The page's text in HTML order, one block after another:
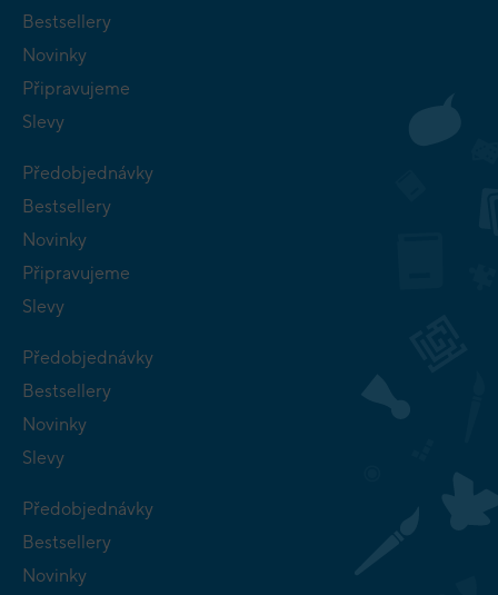
Bestsellery
Novinky
Připravujeme
Slevy
Předobjednávky
Bestsellery
Novinky
Připravujeme
Slevy
Předobjednávky
Bestsellery
Novinky
Slevy
Předobjednávky
Bestsellery
Novinky